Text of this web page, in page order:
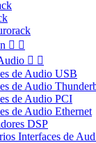
 
 
de Audio USB
de Audio
de Audio PCI
de Audio Ethernet
DSP
Interfaces de